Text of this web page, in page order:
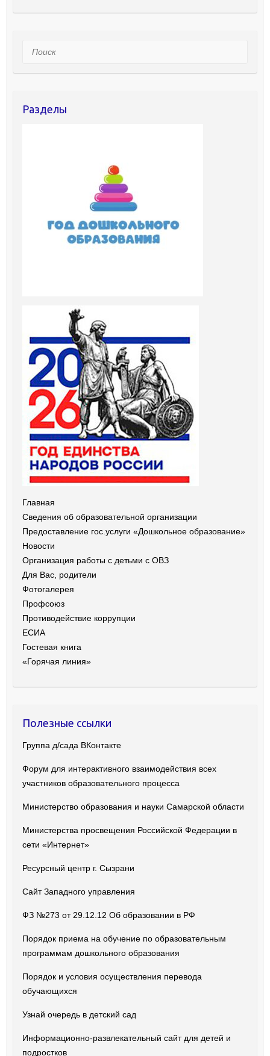
Поиск
Разделы
Главная
Сведения об образовательной организации
Предоставление гос.услуги «Дошкольное образование»
Новости
Организация работы с детьми с ОВЗ
Для Вас, родители
Фотогалерея
Профсоюз
Противодействие коррупции
ЕСИА
Гостевая книга
«Горячая линия»
Полезные ссылки
Группа д/сада ВКонтакте
Форум для интерактивного взаимодействия всех
участников образовательного процесса
Министерство образования и науки Самарской области
Министерства просвещения Российской Федерации в
сети «Интернет»
Ресурсный центр г. Сызрани
Сайт Западного управления
ФЗ №273 от 29.12.12 Об образовании в РФ
Порядок приема на обучение по образовательным
программам дошкольного образования
Порядок и условия осуществления перевода
обучающихся
Узнай очередь в детский сад
Информационно-развлекательный сайт для детей и
подростков